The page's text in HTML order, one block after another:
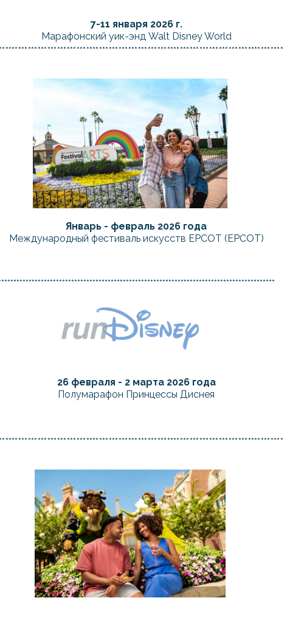
7-11 января 2026 г.
Марафонский уик-энд Walt Disney World
Январь - февраль 2026 года
Международный фестиваль искусств EPCOT (EPCOT)
26 февраля - 2 марта 2026 года
Полумарафон Принцессы Диснея